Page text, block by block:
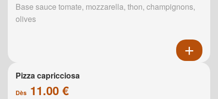
Base sauce tomate, mozzarella, thon, champignons,
olives
Pizza capricciosa
Dès 11.00 €